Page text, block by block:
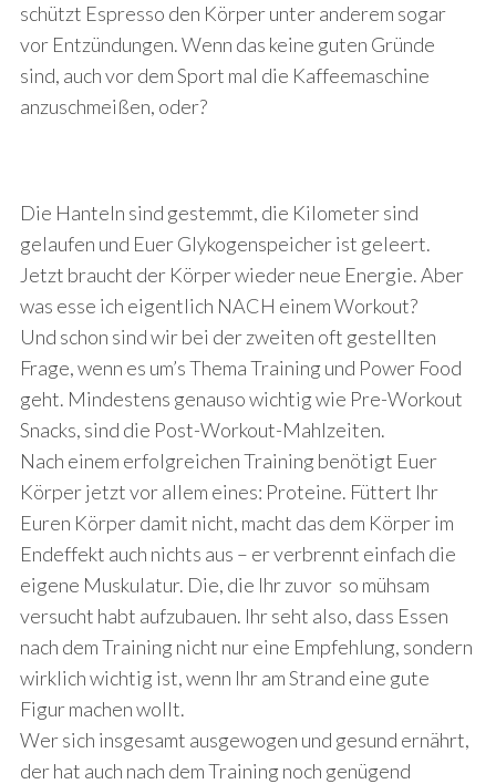
schützt Espresso den Körper unter anderem sogar
vor Entzündungen. Wenn das keine guten Gründe
sind, auch vor dem Sport mal die Kaffeemaschine
anzuschmeißen, oder?
Die Hanteln sind gestemmt, die Kilometer sind
gelaufen und Euer Glykogenspeicher ist geleert.
Jetzt braucht der Körper wieder neue Energie. Aber
was esse ich eigentlich NACH einem Workout?
Und schon sind wir bei der zweiten oft gestellten
Frage, wenn es um’s Thema Training und Power Food
geht. Mindestens genauso wichtig wie Pre-Workout
Snacks, sind die Post-Workout-Mahlzeiten.
Nach einem erfolgreichen Training benötigt Euer
Körper jetzt vor allem eines: Proteine. Füttert Ihr
Euren Körper damit nicht, macht das dem Körper im
Endeffekt auch nichts aus – er verbrennt einfach die
eigene Muskulatur. Die, die Ihr zuvor so mühsam
versucht habt aufzubauen. Ihr seht also, dass Essen
nach dem Training nicht nur eine Empfehlung, sondern
wirklich wichtig ist, wenn Ihr am Strand eine gute
Figur machen wollt.
Wer sich insgesamt ausgewogen und gesund ernährt,
der hat auch nach dem Training noch genügend
S
r
c
h
r
: